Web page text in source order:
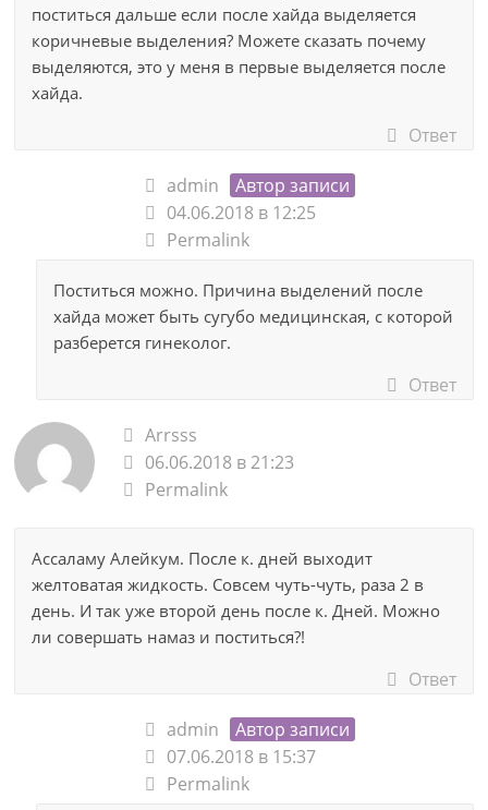
поститься дальше если после хайда выделяется
коричневые выделения? Можете сказать почему
выделяются, это у меня в первые выделяется после
хайда.
Ответ
admin
Автор записи
04.06.2018 в 12:25
Permalink
Поститься можно. Причина выделений после
хайда может быть сугубо медицинская, с которой
разберется гинеколог.
Ответ
Arrsss
06.06.2018 в 21:23
Permalink
Ассаламу Алейкум. После к. дней выходит
желтоватая жидкость. Совсем чуть-чуть, раза 2 в
день. И так уже второй день после к. Дней. Можно
ли совершать намаз и поститься?!
Ответ
admin
Автор записи
07.06.2018 в 15:37
Permalink